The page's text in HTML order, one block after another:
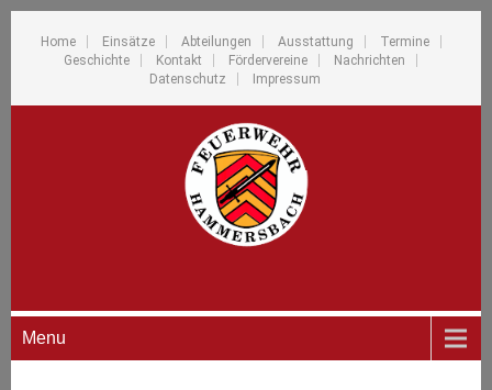
Home Einsätze Abteilungen Ausstattung
Termine
Geschichte
Kontakt Fördervereine
Nachrichten
Datenschutz
Impressum
Menu